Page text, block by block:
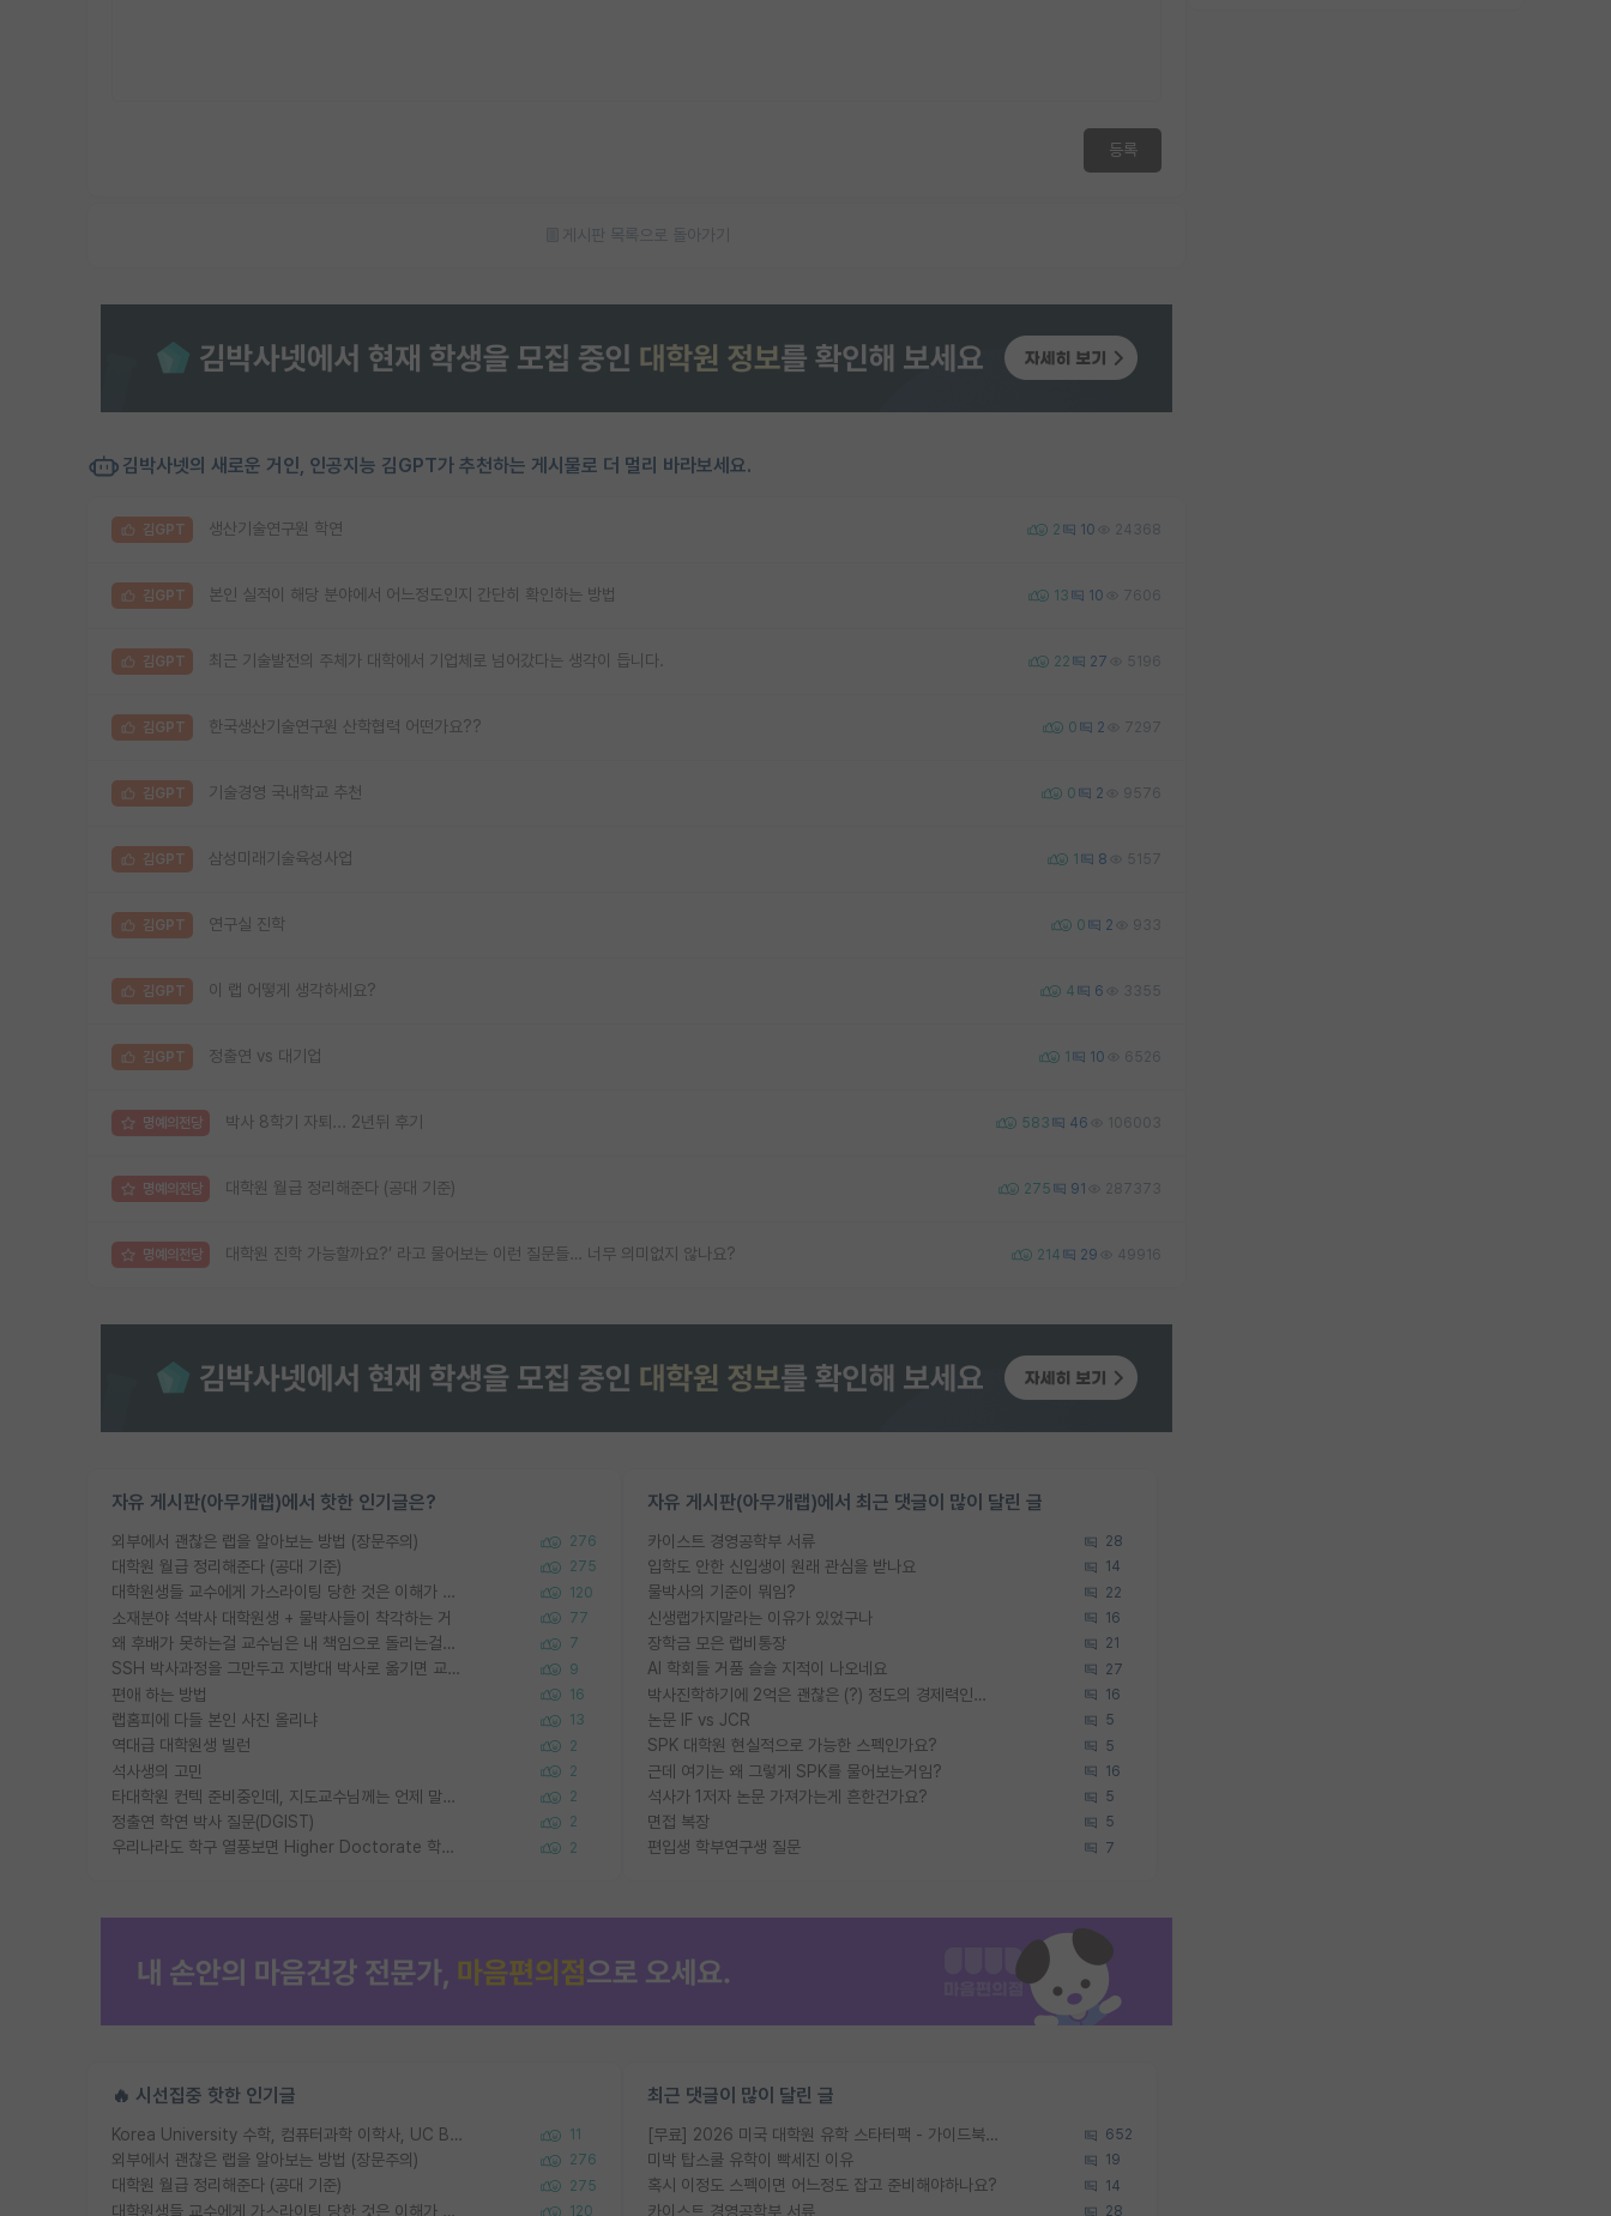
등록
게시판 목록으로 돌아가기
김박사넷의 새로운 거인, 인공지능 김GPT가 추천하는 게시물로 더 멀리 바라보세요.
김GPT 생산기술연구원 학연 2 10 24368
김GPT 본인 실적이 해당 분야에서 어느정도인지 간단히 확인하는 방법 13 10 7606
김GPT 최근 기술발전의 주체가 대학에서 기업체로 넘어갔다는 생각이 듭니다. 22 27 5196
김GPT 한국생산기술연구원 산학협력 어떤가요?? 0 2 7297
김GPT 기술경영 국내학교 추천 0 2 9576
김GPT 삼성미래기술육성사업 1 8 5157
김GPT 연구실 진학 0 2 933
김GPT 이 랩 어떻게 생각하세요? 4 6 3355
김GPT 정출연 vs 대기업 1 10 6526
명예의전당 박사 8학기 자퇴... 2년뒤 후기 583 46 106003
명예의전당 대학원 월급 정리해준다 (공대 기준) 275 91 287373
명예의전당 대학원 진학 가능할까요?’ 라고 물어보는 이런 질문들… 너무 의미없지 않나요? 214 29 49916
자유 게시판(아무개랩)에서 핫한 인기글은?
외부에서 괜찮은 랩을 알아보는 방법 (장문주의) 276
대학원 월급 정리해준다 (공대 기준) 275
대학원생들 교수에게 가스라이팅 당한 것은 이해가 갑니다. 안타깝네요. 120
소재분야 석박사 대학원생 + 물박사들이 착각하는 거 77
왜 후배가 못하는걸 교수님은 내 책임으로 돌리는걸까요? 7
SSH 박사과정을 그만두고 지방대 박사로 옮기면 교수의 꿈은 끝일까요? 9
편애 하는 방법 16
랩홈피에 다들 본인 사진 올리냐 13
역대급 대학원생 빌런 2
석사생의 고민 2
타대학원 컨텍 준비중인데, 지도교수님께는 언제 말씀드려야 할까요? 2
정출연 학연 박사 질문(DGIST) 2
우리나라도 학구 열풍보면 Higher Doctorate 학위가 필요하다고 봅니다. 2
자유 게시판(아무개랩)에서 최근 댓글이 많이 달린 글
카이스트 경영공학부 서류 28
입학도 안한 신입생이 원래 관심을 받나요 14
물박사의 기준이 뭐임? 22
신생랩가지말라는 이유가 있었구나 16
장학금 모은 랩비통장 21
AI 학회들 거품 슬슬 지적이 나오네요 27
박사진학하기에 2억은 괜찮은 (?) 정도의 경제력인가요 16
논문 IF vs JCR 5
SPK 대학원 현실적으로 가능한 스펙인가요? 5
근데 여기는 왜 그렇게 SPK를 물어보는거임? 16
석사가 1저자 논문 가져가는게 흔한건가요? 5
면접 복장 5
편입생 학부연구생 질문 7
🔥 시선집중 핫한 인기글
Korea University 수학, 컴퓨터과학 이학사, UC Berkeley 산업공학 대학원 공학박사가 되는 것은 쉽지 않겠죠? 11
외부에서 괜찮은 랩을 알아보는 방법 (장문주의) 276
대학원 월급 정리해준다 (공대 기준) 275
대학원생들 교수에게 가스라이팅 당한 것은 이해가 갑니다. 안타깝네요. 120
최근 댓글이 많이 달린 글
[무료] 2026 미국 대학원 유학 스타터팩 - 가이드북 & 합격자 컨택메일 템플릿 652
미박 탑스쿨 유학이 빡세진 이유 19
혹시 이정도 스펙이면 어느정도 잡고 준비해야하나요? 14
카이스트 경영공학부 서류 28